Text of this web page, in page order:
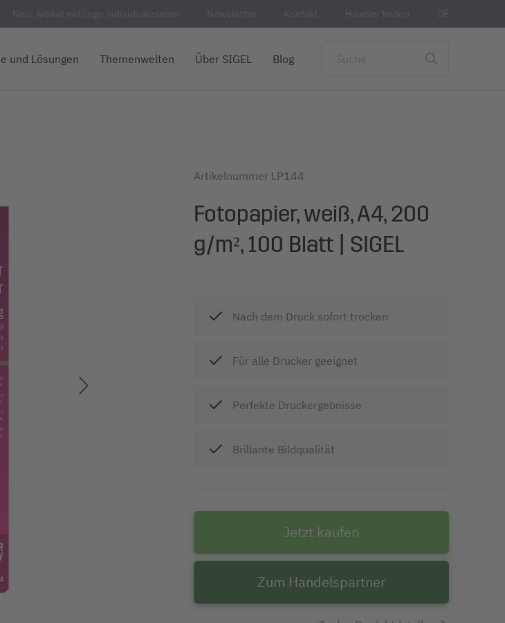
Neu: Artikel mit Logo individualisieren Newsletter Kontakt Händler finden DE
und Lösungen Themenwelten Über SIGEL Blog
Artikelnummer LP144
Fotopapier, weiß, A4, 200
g/m², 100 Blatt | SIGEL
Nach dem Druck sofort trocken
Für alle Drucker geeignet
Perfekte Druckergebnisse
Brillante Bildqualität
Jetzt kaufen
Zum Handelspartner